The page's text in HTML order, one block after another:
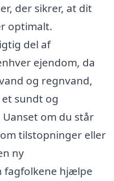
der sikrer, at dit
optimalt.
del af
ejendom, da
og regnvand,
sundt og
om du står
tilstopninger eller
ny
fagfolkene hjælpe